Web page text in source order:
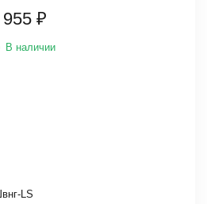
955 ₽
В наличии
LS